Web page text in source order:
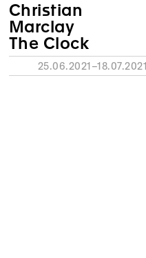
Christian
Marclay
The Clock
25.06.2021–18.07.2021